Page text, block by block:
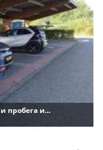
пробега и...